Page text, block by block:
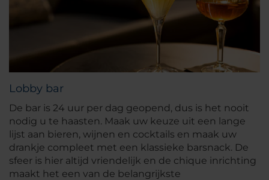
Lobby bar
De bar is 24 uur per dag geopend, dus is het nooit
nodig u te haasten. Maak uw keuze uit een lange
lijst aan bieren, wijnen en cocktails en maak uw
drankje compleet met een klassieke barsnack. De
sfeer is hier altijd vriendelijk en de chique inrichting
maakt het een van de belangrijkste